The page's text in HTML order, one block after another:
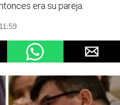
era su pareja.